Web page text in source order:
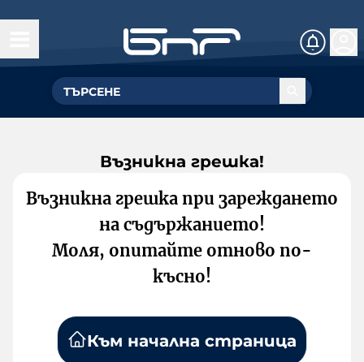
Възникна грешка!
Възникна грешка при зареждането
на съдържанието!
Моля, опитайте отново по-
късно!
Към начална страница